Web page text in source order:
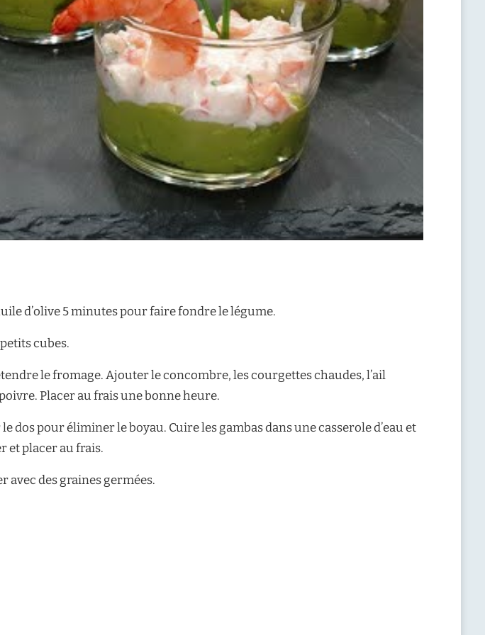
d’olive 5 minutes pour faire fondre le légume.
cubes.
le fromage. Ajouter le concombre, les courgettes chaudes, l’ail
Placer au frais une bonne heure.
pour éliminer le boyau. Cuire les gambas dans une casserole d’eau et
et placer au frais.
avec des graines germées.